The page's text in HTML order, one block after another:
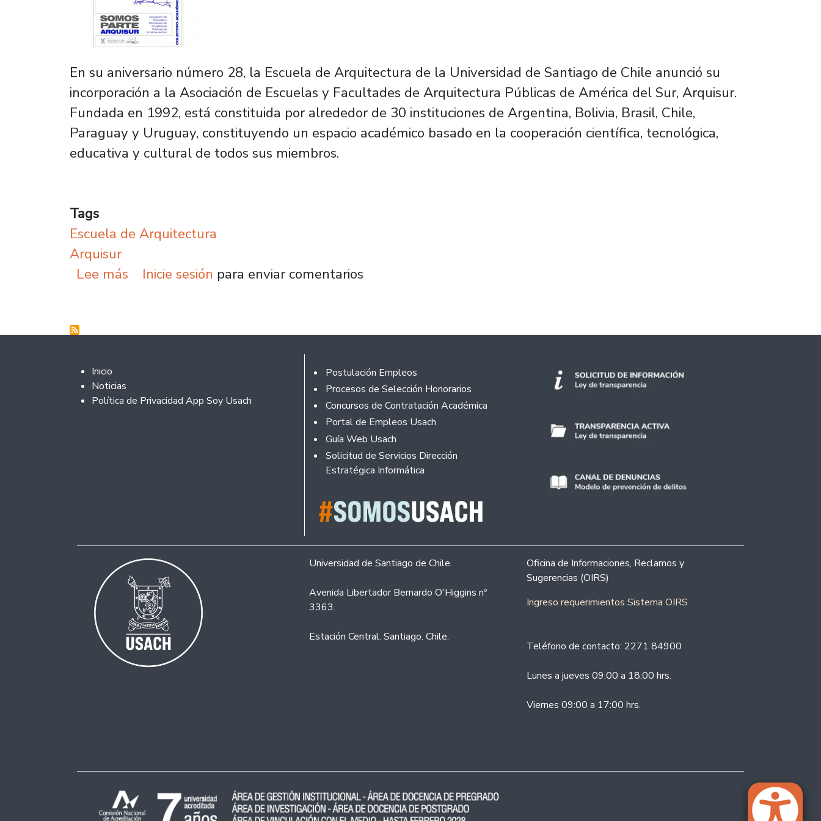
En su aniversario número 28, la Escuela de Arquitectura de la Universidad de Santiago de Chile anunció su
incorporación a la Asociación de Escuelas y Facultades de Arquitectura Públicas de América del Sur, Arquisur.
Fundada en 1992, está constituida por alrededor de 30 instituciones de Argentina, Bolivia, Brasil, Chile,
Paraguay y Uruguay, constituyendo un espacio académico basado en la cooperación científica, tecnológica,
educativa y cultural de todos sus miembros.
Tags
Escuela de Arquitectura
Arquisur
Lee más sobre Escuela de Arquitectura se integra a importante asociación de universidades públicas de América del Sur
Inicie sesión para enviar comentarios
Footer 2
Inicio
Noticias
Política de Privacidad App Soy Usach
Footer
Postulación Empleos
Procesos de Selección Honorarios
Concursos de Contratación Académica
Portal de Empleos Usach
Guía Web Usach
Solicitud de Servicios Dirección
Estratégica Informática
Universidad de Santiago de Chile.
Avenida Libertador Bernardo O'Higgins nº
3363.
Estación Central. Santiago. Chile.
Oficina de Informaciones, Reclamos y
Sugerencias (OIRS)
Ingreso requerimientos Sistema OIRS
Teléfono de contacto: 2271 84900
Lunes a jueves 09:00 a 18:00 hrs.
Viernes 09:00 a 17:00 hrs.